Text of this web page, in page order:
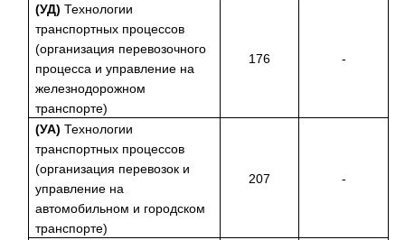
(УД) Технологии
транспортных процессов
(организация перевозочного
процесса и управление на
железнодорожном
транспорте)
176 -
(УА) Технологии
транспортных процессов
(организация перевозок и
управление на
автомобильном и городском
транспорте)
207 -